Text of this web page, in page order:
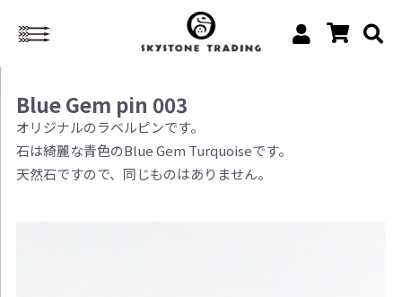
Blue Gem pin 003
オリジナルのラベルピンです。
石は綺麗な青色のBlue Gem Turquoiseです。
天然石ですので、同じものはありません。